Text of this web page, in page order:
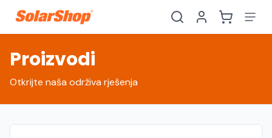
Proizvodi
Otkrijte naša održiva rješenja